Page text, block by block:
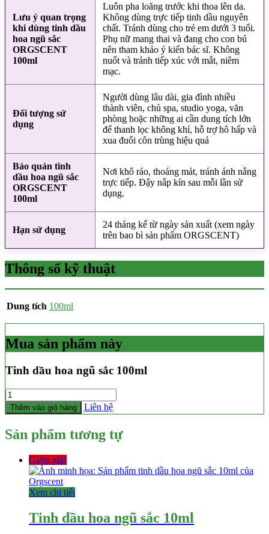
Lưu ý quan trọng
khi dùng tinh dầu
hoa ngũ sắc
ORGSCENT
100ml
Luôn pha loãng trước khi thoa lên da.
Không dùng trực tiếp tinh dầu nguyên
chất. Tránh dùng cho trẻ em dưới 3 tuổi.
Phụ nữ mang thai và đang cho con bú
nên tham khảo ý kiến bác sĩ. Không
nuốt và tránh tiếp xúc với mắt, niêm
mạc.
Đối tượng sử
dụng
Người dùng lâu dài, gia đình nhiều
thành viên, chủ spa, studio yoga, văn
phòng hoặc những ai cần dung tích lớn
để thanh lọc không khí, hỗ trợ hô hấp và
xua đuổi côn trùng hiệu quả
Bảo quản tinh
dầu hoa ngũ sắc
ORGSCENT
100ml
Nơi khô ráo, thoáng mát, tránh ánh nắng
trực tiếp. Đậy nắp kín sau mỗi lần sử
dụng.
Hạn sử dụng
24 tháng kể từ ngày sản xuất (xem ngày
trên bao bì sản phẩm ORGSCENT)
Thông số kỹ thuật
Dung tích 100ml
Mua sản phẩm này
Tinh dầu hoa ngũ sắc 100ml
Số
lượng
Thêm vào giỏ hàng Liên hệ
Sản phẩm tương tự
Giảm giá!
Xem chi tiết
Tinh dầu hoa ngũ sắc 10ml